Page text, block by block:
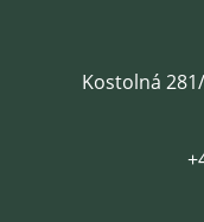
Kostolná